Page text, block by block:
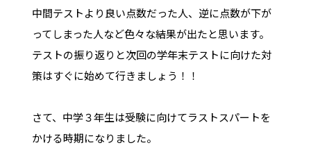
中間テストより良い点数だった人、逆に点数が下が
ってしまった人など色々な結果が出たと思います。
テストの振り返りと次回の学年末テストに向けた対
策はすぐに始めて行きましょう！！
さて、中学３年生は受験に向けてラストスパートを
かける時期になりました。